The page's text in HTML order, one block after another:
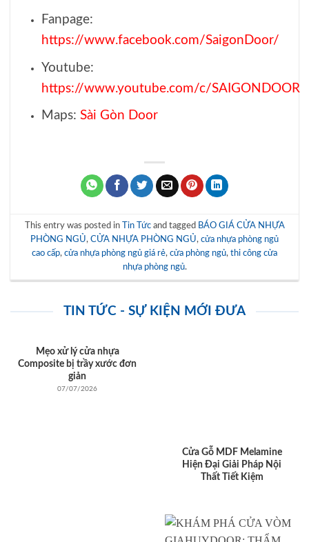
Fanpage:
https://www.facebook.com/SaigonDoor/
Youtube:
https://www.youtube.com/c/SAIGONDOOR
Maps: Sài Gòn Door
This entry was posted in Tin Tứcand tagged BÁO GIÁ CỬA NHỰA
PHÒNG NGỦ, CỬA NHỰA PHÒNG NGỦ, cửa nhựa phòng ngủ
cao cấp, cửa nhựa phòng ngủ giá rẻ, cửa phòng ngủ, thi công cửa
nhựa phòng ngủ.
TIN TỨC - SỰ KIỆN MỚI ĐƯA
Mẹo xử lý cửa nhựa
Composite bị trầy xước đơn
giản
07/07/2026
Cửa Gỗ MDF Melamine
Hiện Đại Giải Pháp Nội
Thất Tiết Kiệm